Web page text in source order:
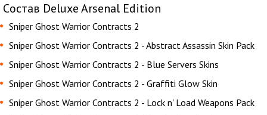
Cостав Deluxe Arsenal Edition
Sniper Ghost Warrior Contracts 2
Sniper Ghost Warrior Contracts 2 - Abstract Assassin Skin Pack
Sniper Ghost Warrior Contracts 2 - Blue Servers Skins
Sniper Ghost Warrior Contracts 2 - Graffiti Glow Skin
Sniper Ghost Warrior Contracts 2 - Lock n' Load Weapons Pack